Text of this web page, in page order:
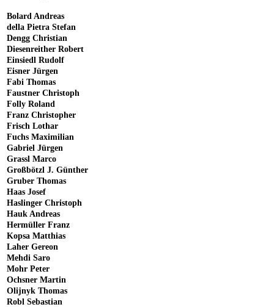
Bolard Andreas
della Pietra Stefan
Dengg Christian
Diesenreither Robert
Einsiedl Rudolf
Eisner Jürgen
Fabi Thomas
Faustner Christoph
Folly Roland
Franz Christopher
Frisch Lothar
Fuchs Maximilian
Gabriel Jürgen
Grassl Marco
Großbötzl J. Günther
Gruber Thomas
Haas Josef
Haslinger Christoph
Hauk Andreas
Hermüller Franz
Kopsa Matthias
Laher Gereon
Mehdi Saro
Mohr Peter
Ochsner Martin
Olijnyk Thomas
Robl Sebastian